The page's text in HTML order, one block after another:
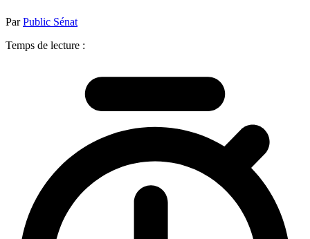
ParPublic Sénat
Temps de lecture :